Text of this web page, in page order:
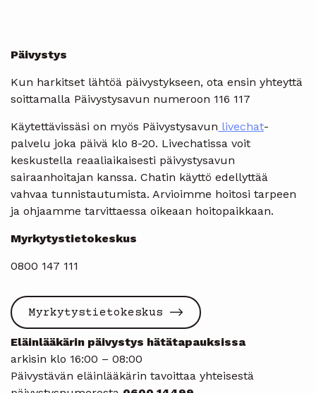
Päivystys
Kun harkitset lähtöä päivystykseen, ota ensin yhteyttä
soittamalla Päivystysavun numeroon 116 117
Käytettävissäsi on myös Päivystysavun livechat-
palvelu joka päivä klo 8-20. Livechatissa voit
keskustella reaaliaikaisesti päivystysavun
sairaanhoitajan kanssa. Chatin käyttö edellyttää
vahvaa tunnistautumista. Arvioimme hoitosi tarpeen
ja ohjaamme tarvittaessa oikeaan hoitopaikkaan.
Myrkytystietokeskus
0800 147 111
Myrkytystietokeskus
Eläinlääkärin päivystys hätätapauksissa
arkisin klo 16:00 – 08:00
Päivystävän eläinlääkärin tavoittaa yhteisestä